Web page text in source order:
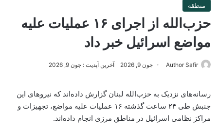
منطقه
حزب‌الله از اجرای ۱۶ عملیات علیه
مواضع اسرائیل خبر داد
Author Safir جون 9, 2026 آخرین آپدیت : جون 9, 2026
رسانه‌های نزدیک به حزب‌الله لبنان گزارش داده‌اند که نیروهای این
جنبش طی ۲۴ ساعت گذشته ۱۶ عملیات علیه مواضع، تجهیزات و
مراکز نظامی اسرائیل در مناطق مرزی انجام داده‌اند.